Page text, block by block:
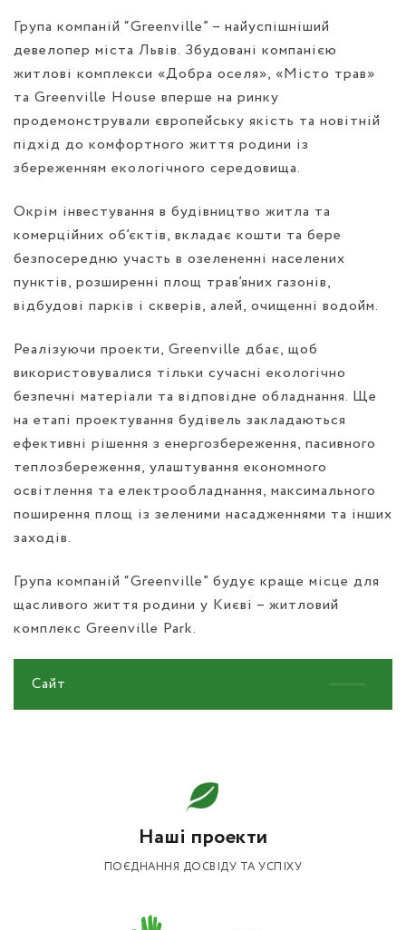
Група компаній “Greenville” – найуспішніший
девелопер міста Львів. Збудовані компанією
житлові комплекси «Добра оселя», «Місто трав»
та Greenville House вперше на ринку
продемонстрували європейську якість та новітній
підхід до комфортного життя родини із
збереженням екологічного середовища.
Окрім інвестування в будівництво житла та
комерційних об’єктів, вкладає кошти та бере
безпосередню участь в озелененні населених
пунктів, розширенні площ трав’яних газонів,
відбудові парків і скверів, алей, очищенні водойм.
Реалізуючи проекти, Greenville дбає, щоб
використовувалися тільки сучасні екологічно
безпечні матеріали та відповідне обладнання. Ще
на етапі проектування будівель закладаються
ефективні рішення з енергозбереження, пасивного
теплозбереження, улаштування економного
освітлення та електрообладнання, максимального
поширення площ із зеленими насадженнями та інших
заходів.
Група компаній “Greenville” будує краще місце для
щасливого життя родини у Києві – житловий
комплекс Greenville Park.
Сайт
Наші проекти
ПОЄДНАННЯ ДОСВІДУ ТА УСПІХУ